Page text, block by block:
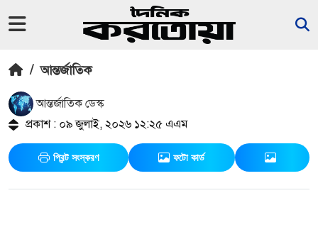
/ আন্তর্জাতিক
আন্তর্জাতিক ডেস্ক
প্রকাশ : ০৯ জুলাই, ২০২৬ ১২:২৫ এএম
প্রিন্ট সংস্করণ ফটো কার্ড